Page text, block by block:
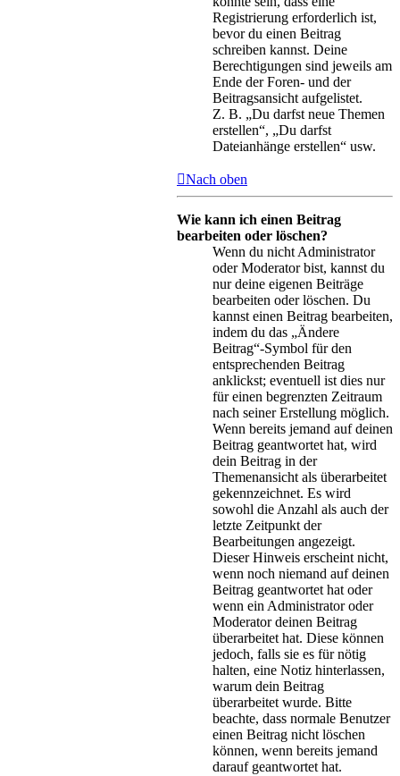
Registrierung erforderlich ist,
bevor du einen Beitrag
schreiben kannst. Deine
Berechtigungen sind jeweils am
Ende der Foren- und der
Beitragsansicht aufgelistet.
Z. B. „Du darfst neue Themen
erstellen“, „Du darfst
Dateianhänge erstellen“ usw.
Nach oben
Wie kann ich einen Beitrag
bearbeiten oder löschen?
Wenn du nicht Administrator
oder Moderator bist, kannst du
nur deine eigenen Beiträge
bearbeiten oder löschen. Du
kannst einen Beitrag bearbeiten,
indem du das „Ändere
Beitrag“-Symbol für den
entsprechenden Beitrag
anklickst; eventuell ist dies nur
für einen begrenzten Zeitraum
nach seiner Erstellung möglich.
Wenn bereits jemand auf deinen
Beitrag geantwortet hat, wird
dein Beitrag in der
Themenansicht als überarbeitet
gekennzeichnet. Es wird
sowohl die Anzahl als auch der
letzte Zeitpunkt der
Bearbeitungen angezeigt.
Dieser Hinweis erscheint nicht,
wenn noch niemand auf deinen
Beitrag geantwortet hat oder
wenn ein Administrator oder
Moderator deinen Beitrag
überarbeitet hat. Diese können
jedoch, falls sie es für nötig
halten, eine Notiz hinterlassen,
warum dein Beitrag
überarbeitet wurde. Bitte
beachte, dass normale Benutzer
einen Beitrag nicht löschen
können, wenn bereits jemand
darauf geantwortet hat.